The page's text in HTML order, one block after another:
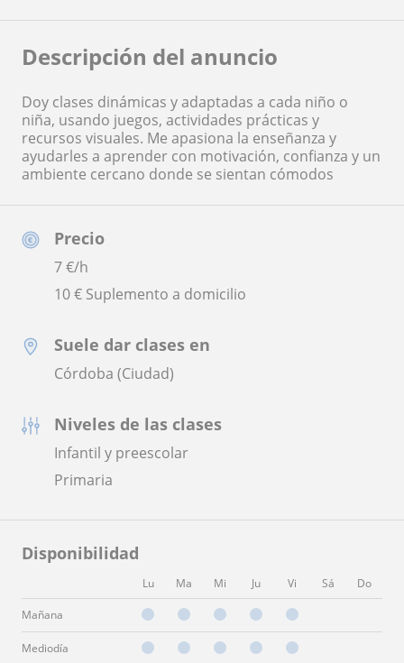
Precio
7€/h
10 € Suplemento a domicilio
Suele dar clases en
Córdoba (Ciudad)
Niveles de las clases
Infantil y preescolar
Primaria
Disponibilidad
Lu Ma Mi Ju Vi Sá Do
Mañana
Mediodía
Descripción del anuncio
Doy clases dinámicas y adaptadas a cada niño o
niña, usando juegos, actividades prácticas y
recursos visuales. Me apasiona la enseñanza y
ayudarles a aprender con motivación, confianza y un
ambiente cercano donde se sientan cómodos